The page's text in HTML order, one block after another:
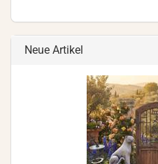
Neue Artikel